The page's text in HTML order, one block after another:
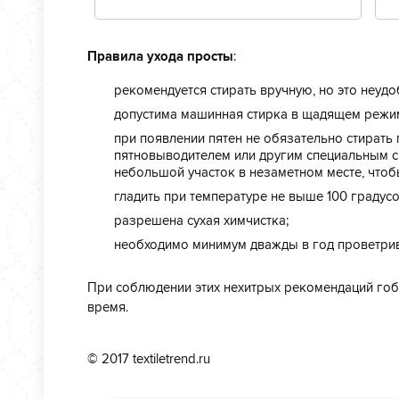
Правила ухода просты:
рекомендуется стирать вручную, но это
допустима машинная стирка в щадящем
при появлении пятен не обязательно
пятновыводителем или другим специальным
небольшой участок в незаметном месте,
гладить при температуре не выше 100
разрешена сухая химчистка;
необходимо минимум дважды в год
При соблюдении этих нехитрых рекомендаций
время.
© 2017 textiletrend.ru